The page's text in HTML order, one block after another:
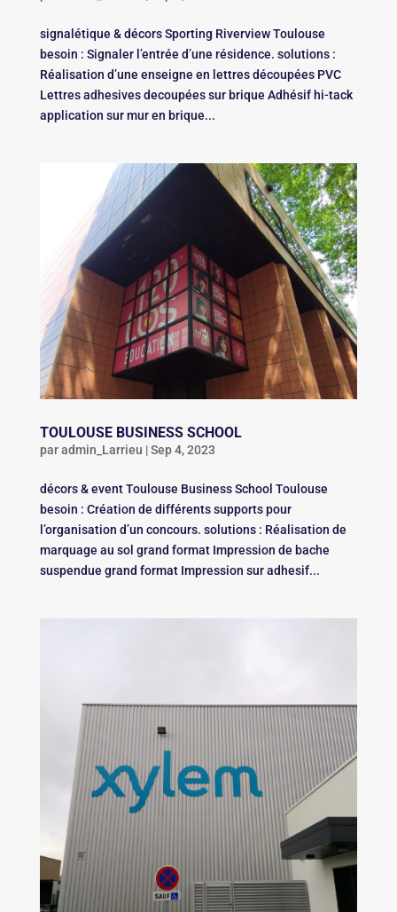
signalétique & décors Sporting Riverview Toulouse
besoin : Signaler l’entrée d’une résidence. solutions :
Réalisation d’une enseigne en lettres découpées PVC
Lettres adhesives decoupées sur brique Adhésif hi-tack
application sur mur en brique...
TOULOUSE BUSINESS SCHOOL
paradmin_Larrieu |Sep 4, 2023
décors & event Toulouse Business School Toulouse
besoin : Création de différents supports pour
l’organisation d’un concours. solutions : Réalisation de
marquage au sol grand format Impression de bache
suspendue grand format Impression sur adhesif...